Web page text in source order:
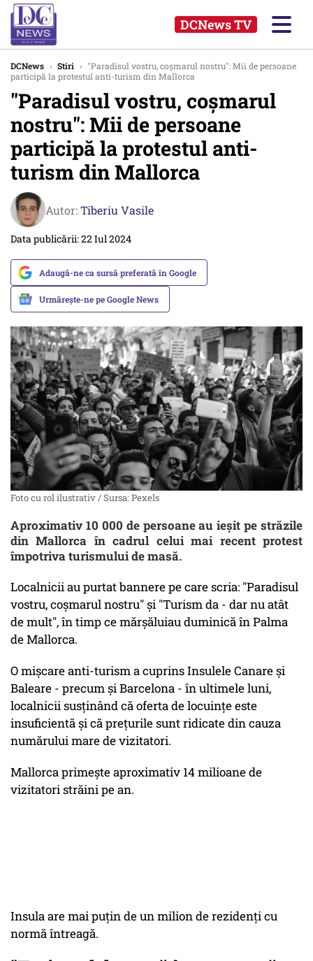
DCNews TV
DCNews › Stiri › "Paradisul vostru, coșmarul nostru": Mii de persoane
participă la protestul anti-turism din Mallorca
"Paradisul vostru, coșmarul
nostru": Mii de persoane
participă la protestul anti-
turism din Mallorca
Autor:Tiberiu Vasile
Data publicării: 22 Iul 2024
Adaugă-ne ca sursă preferată în Google
Urmărește-ne pe Google News
Foto cu rol ilustrativ / Sursa: Pexels
Aproximativ 10 000 de persoane au ieșit pe străzile
din Mallorca în cadrul celui mai recent protest
împotriva turismului de masă.
Localnicii au purtat bannere pe care scria: "Paradisul
vostru, coșmarul nostru" și "Turism da - dar nu atât
de mult", în timp ce mărșăluiau duminică în Palma
de Mallorca.
O mișcare anti-turism a cuprins Insulele Canare și
Baleare - precum și Barcelona - în ultimele luni,
localnicii susținând că oferta de locuințe este
insuficientă și că prețurile sunt ridicate din cauza
numărului mare de vizitatori.
Mallorca primește aproximativ 14 milioane de
vizitatori străini pe an.
Insula are mai puțin de un milion de rezidenți cu
normă întreagă.